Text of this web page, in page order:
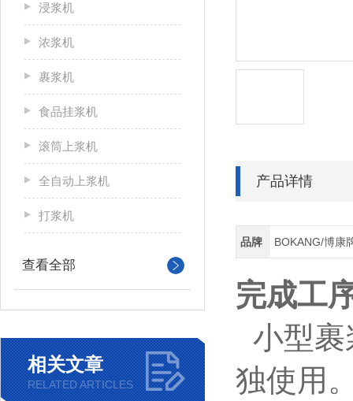
浸浆机
浓浆机
裹浆机
食品挂浆机
滚筒上浆机
全自动上浆机
打浆机
查看全部
相关文章
RELATED ARTICLES
产品详情
品牌 BOKANG/博康
完成工
小型裹
独使用